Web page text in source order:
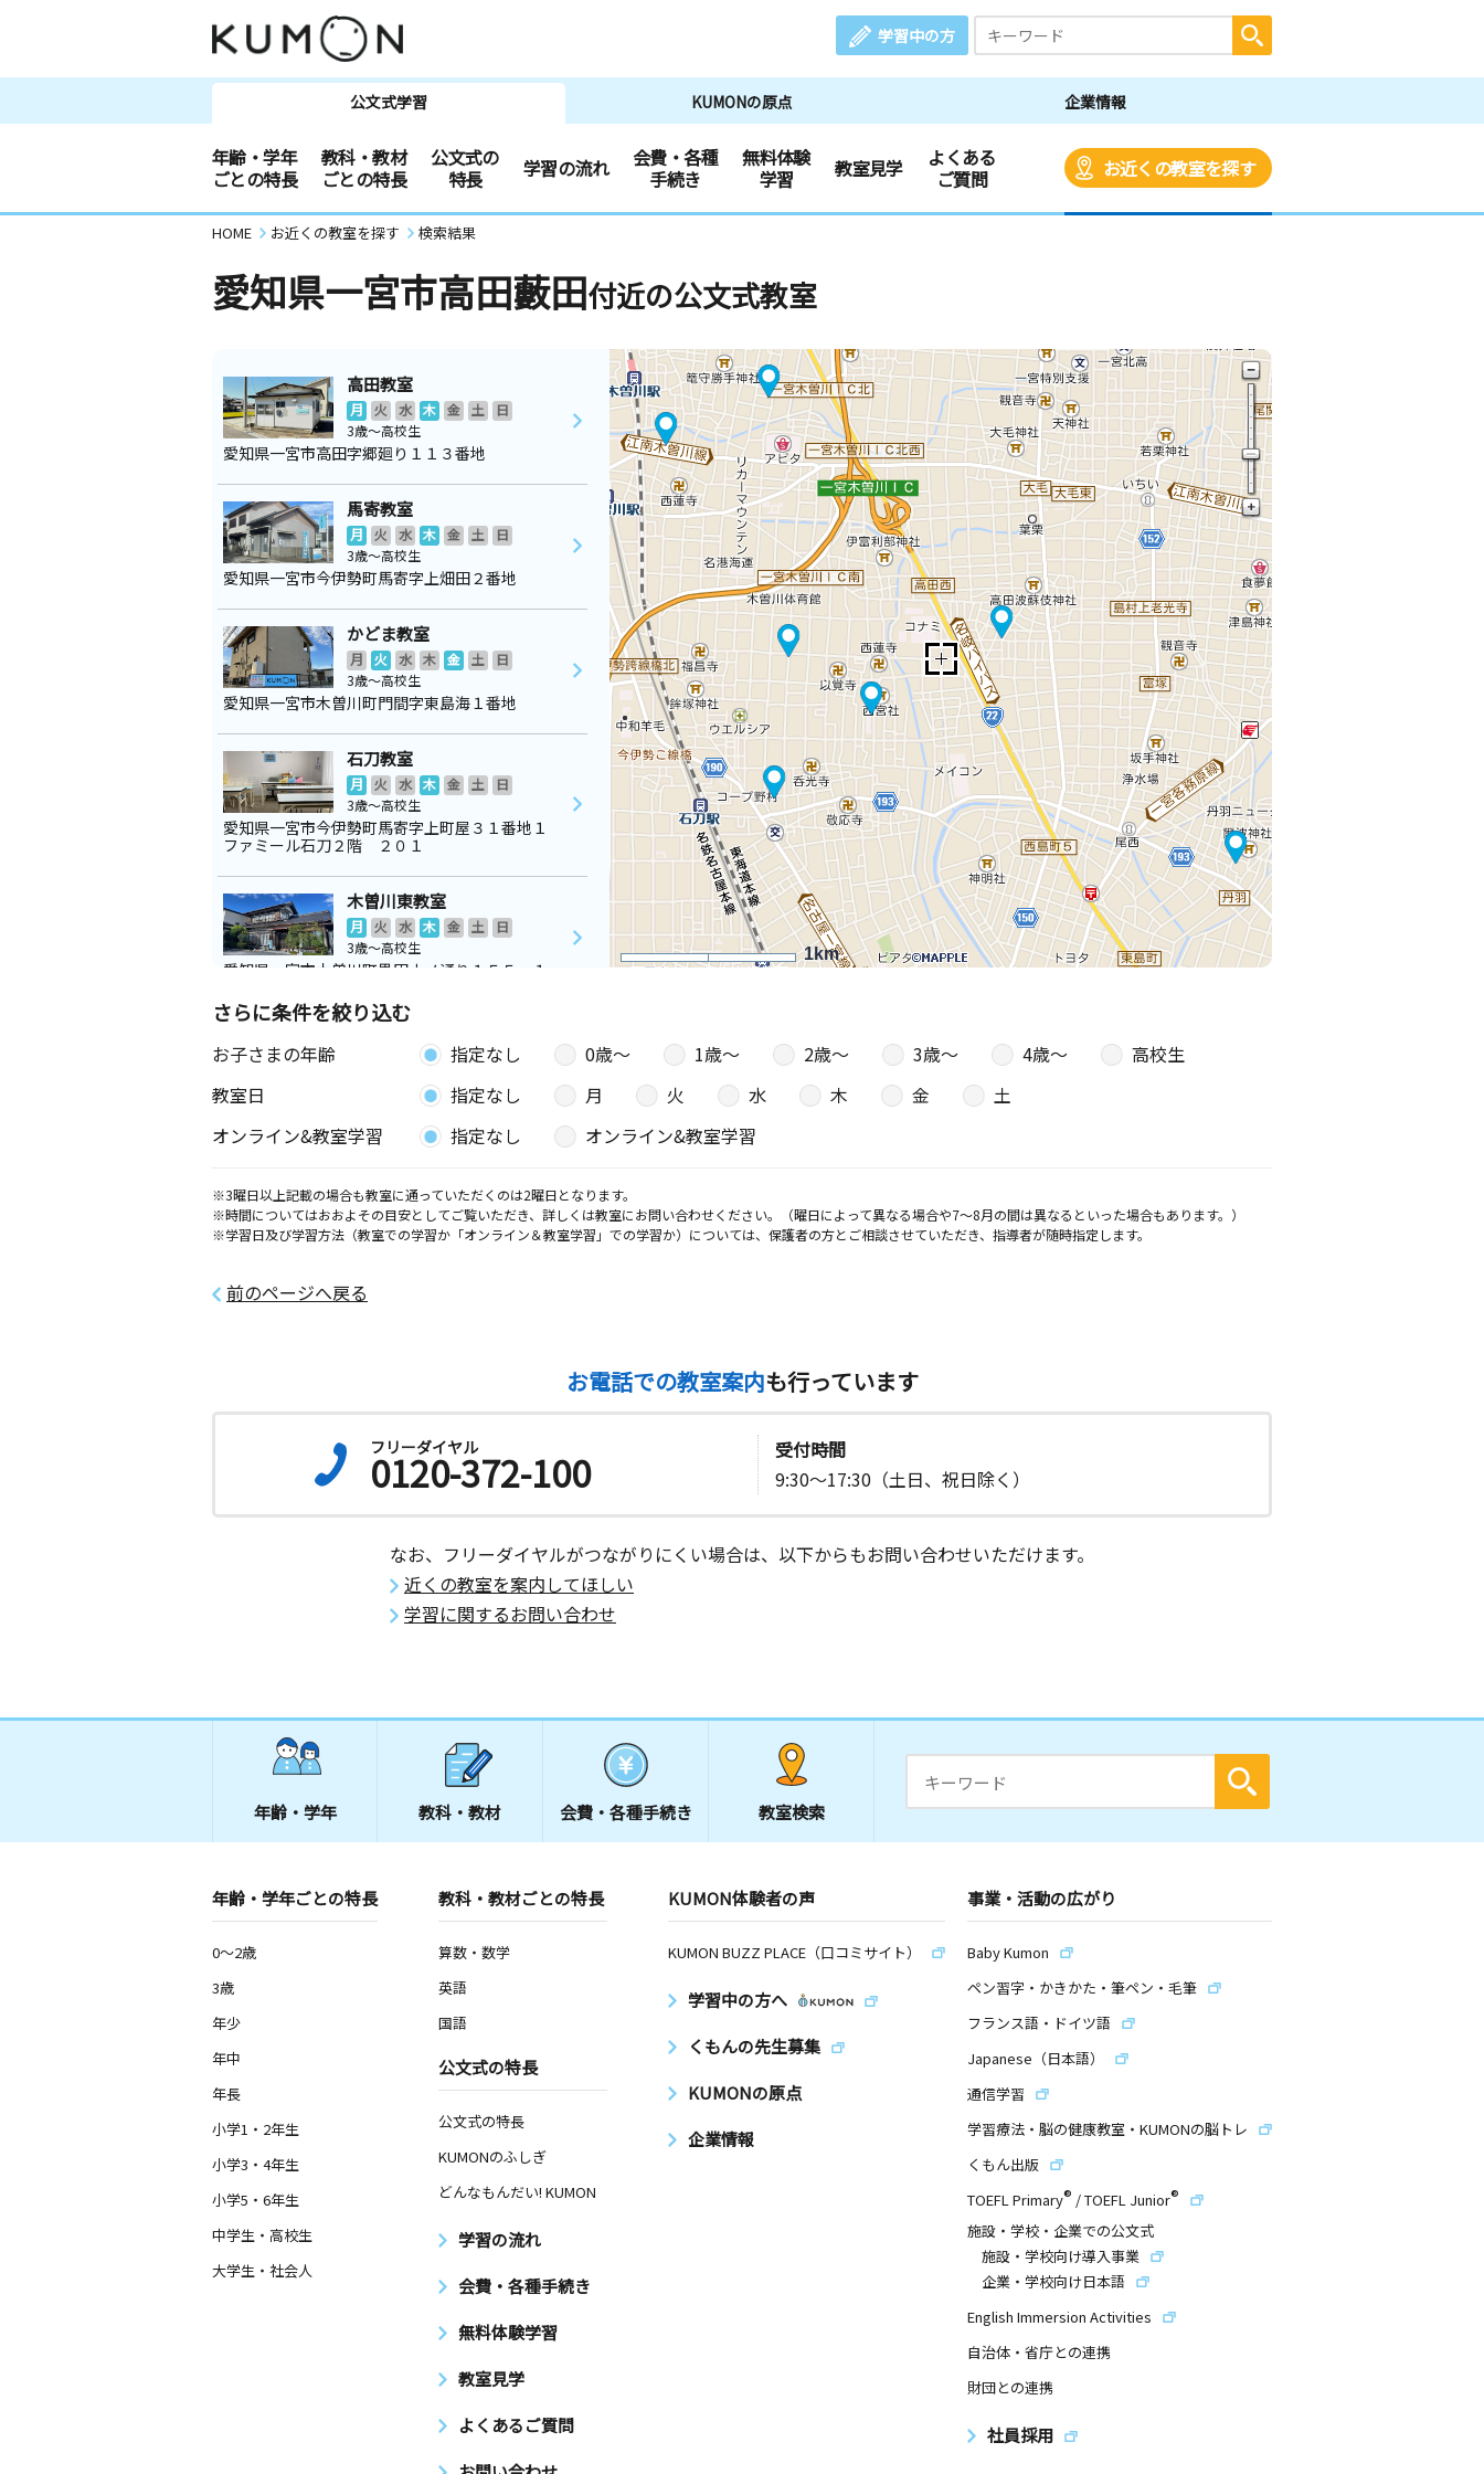
学習中の方
公文式学習 KUMONの原点 企業情報
年齢・学年
ごとの特長
教科・教材
ごとの特長
公文式の
特長
学習の流れ
会費・各種
手続き
無料体験
学習
教室見学
よくある
ご質問
お近くの教室を探す
HOME お近くの教室を探す 検索結果
愛知県一宮市高田藪田付近の公文式教室
1km
高田教室
月 火 水 木 金 土
日
3歳～高校生
愛知県一宮市高田字郷廻り１１３番地
馬寄教室
月 火 水 木 金 土
日
3歳～高校生
愛知県一宮市今伊勢町馬寄字上畑田２番地
かどま教室
月 火 水 木 金 土
日
3歳～高校生
愛知県一宮市木曽川町門間字東島海１番地
石刀教室
月 火 水 木 金 土
日
3歳～高校生
愛知県一宮市今伊勢町馬寄字上町屋３１番地１
ファミール石刀２階 ２０１
木曽川東教室
月 火 水 木 金 土
日
3歳～高校生
愛知県一宮市木曽川町黒田十ノ通り１５５－１
黒田教室
木 金 土 日
愛知県一宮市木曽川町黒田字西町北９ プラネッ
丹羽北屋敷教室
月 火 水 木 金 土
日
2歳～高校生
愛知県一宮市丹羽北屋敷 １５００－３
さらに条件を絞り込む
お子さまの年齢 指定なし 0歳〜 1歳〜 2歳〜 3歳〜 4歳〜
高校生
教室日
指定なし 月 火 水 木 金
土
オンライン&教室学習
指定なし オンライン&教室学習
※3曜日以上記載の場合も教室に通っていただくのは2曜日となります。
※時間についてはおおよその目安としてご覧いただき、詳しくは教室にお問い合わせください。（曜日によって異なる場合や7～8月の間は異なるといった場合もあります。）
※学習日及び学習方法（教室での学習か「オンライン＆教室学習」での学習か）については、保護者の方とご相談させていただき、指導者が随時指定します。
前のページへ戻る
お電話での教室案内も行っています
フリーダイヤル
0120-372-100
受付時間
9:30～17:30（土日、祝日除く）
なお、フリーダイヤルがつながりにくい場合は、以下からもお問い合わせいただけます。
近くの教室を案内してほしい
学習に関するお問い合わせ
年齢・学年 教科・教材 会費・ 各種手続き 教室検索
年齢・学年ごとの特長
0～2歳
3歳
年少
年中
年長
小学1・2年生
小学3・4年生
小学5・6年生
中学生・高校生
大学生・社会人
教科・教材ごとの特長
算数・数学
英語
国語
公文式の特長
公文式の特長
KUMONのふしぎ
どんなもんだい! KUMON
学習の流れ
会費・各種手続き
無料体験学習
教室見学
よくあるご質問
KUMON体験者の声
KUMON BUZZ PLACE（口コミサイト）
学習中の方へ
くもんの先生募集
KUMONの原点
企業情報
事業・活動の広がり
Baby Kumon
ペン習字・かきかた・筆ペン・毛筆
フランス語・ドイツ語
Japanese（日本語）
通信学習
学習療法・脳の健康教室・KUMONの脳トレ
くもん出版
TOEFL Primary® /TOEFL Junior®
施設・学校・企業での公文式
施設・学校向け導入事業
企業・学校向け日本語
English Immersion Activities
自治体・省庁との連携
財団との連携
社員採用